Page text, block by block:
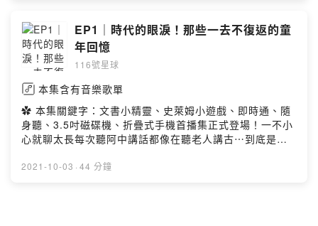
owered by Firstory Hosting
EP1｜時代的眼淚！那些一去不復返的童
年回憶
116號星球
本集含有音樂歌單
✿ 本集關鍵字：文書小精靈、史萊姆小遊戲、即時通、隨
身聽、3.5吋磁碟機、折疊式手機首播集正式登場！一不小
心就聊太長每次聽阿中講話都像在聽老人講古⋯到底是我
純粹美好的昔日回憶吧✨因為設備問題收聽品質不佳請見諒
2021-10-03 · 44 分鐘